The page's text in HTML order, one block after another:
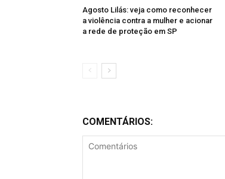
Agosto Lilás: veja como reconhecer
a violência contra a mulher e acionar
a rede de proteção em SP
COMENTÁRIOS: